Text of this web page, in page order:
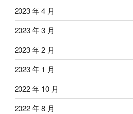
2023 年 4 月
2023 年 3 月
2023 年 2 月
2023 年 1 月
2022 年 10 月
2022 年 8 月